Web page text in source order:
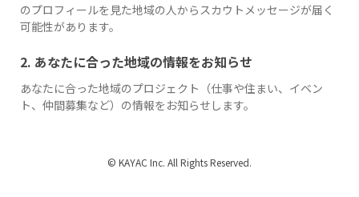
のプロフィールを見た地域の人からスカウトメッセージが届く
可能性があります。
2. あなたに合った地域の情報をお知らせ
あなたに合った地域のプロジェクト（仕事や住まい、イベン
ト、仲間募集など）の情報をお知らせします。
© KAYAC Inc. All Rights Reserved.